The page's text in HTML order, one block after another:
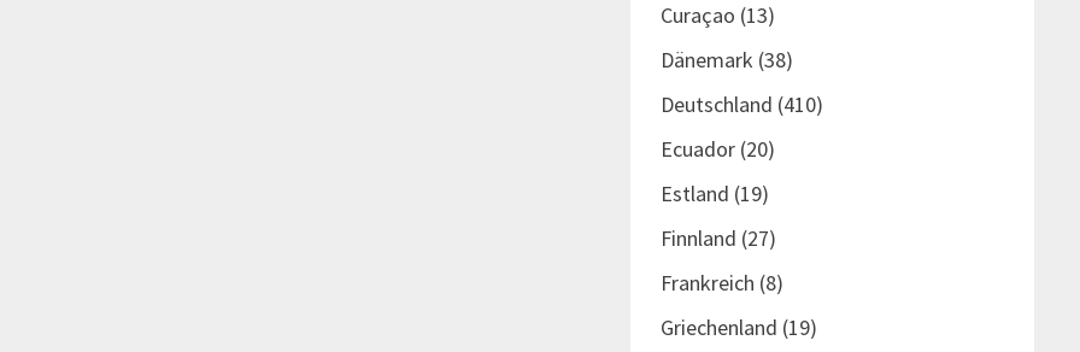
Curaçao (13)
Dänemark (38)
Deutschland (410)
Ecuador(20)
Estland (19)
Finnland (27)
Frankreich (8)
Griechenland (19)